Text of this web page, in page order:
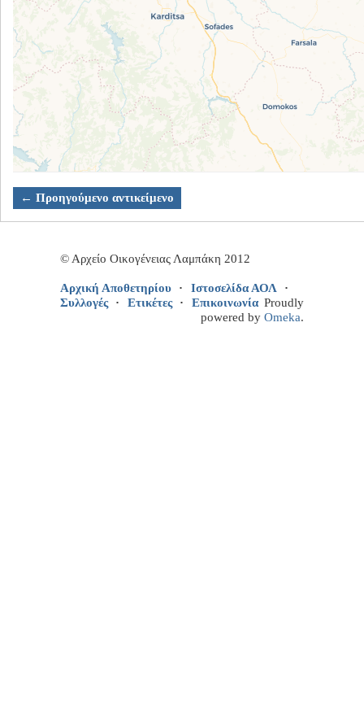
← Προηγούμενο αντικείμενο
© Αρχείο Οικογένειας Λαμπάκη 2012
Αρχική Αποθετηρίου
Ιστοσελίδα ΑΟΛ
Συλλογές
Ετικέτες Επικοινωνία Proudly
powered by Omeka.